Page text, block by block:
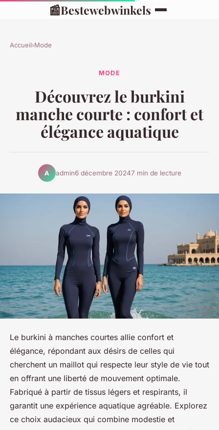
📰Bestewebwinkels
Accueil›Mode
MODE
Découvrez le burkini
manche courte : confort et
élégance aquatique
A admin6 décembre 20247 min de lecture
Le burkini à manches courtes allie confort et
élégance, répondant aux désirs de celles qui
cherchent un maillot qui respecte leur style de vie tout
en offrant une liberté de mouvement optimale.
Fabriqué à partir de tissus légers et respirants, il
garantit une expérience aquatique agréable. Explorez
ce choix audacieux qui combine modestie et